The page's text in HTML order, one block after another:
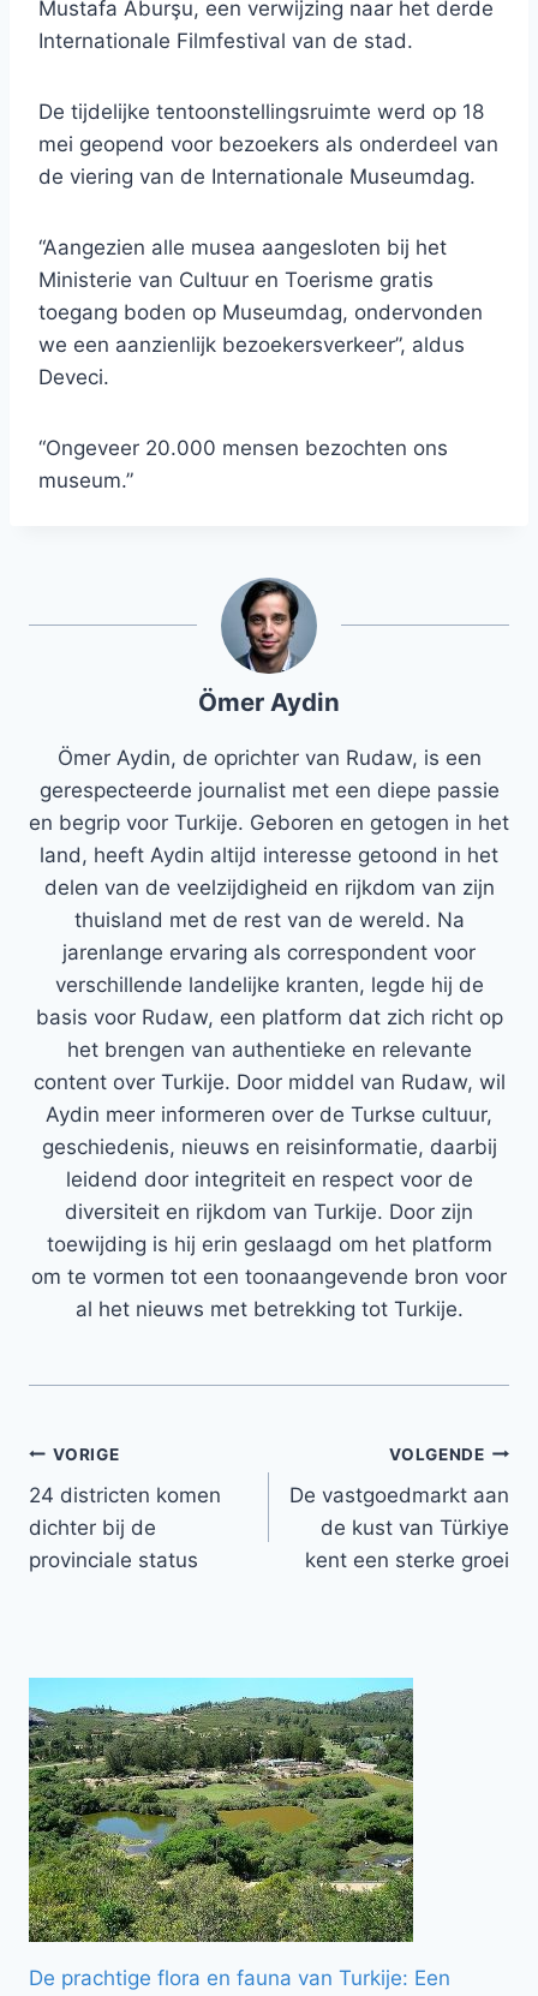
Mustafa Aburşu, een verwijzing naar het derde
Internationale Filmfestival van de stad.
De tijdelijke tentoonstellingsruimte werd op 18
mei geopend voor bezoekers als onderdeel van
de viering van de Internationale Museumdag.
“Aangezien alle musea aangesloten bij het
Ministerie van Cultuur en Toerisme gratis
toegang boden op Museumdag, ondervonden
we een aanzienlijk bezoekersverkeer”, aldus
Deveci.
“Ongeveer 20.000 mensen bezochten ons
museum.”
Ömer Aydin
Ömer Aydin, de oprichter van Rudaw, is een
gerespecteerde journalist met een diepe passie
en begrip voor Turkije. Geboren en getogen in het
land, heeft Aydin altijd interesse getoond in het
delen van de veelzijdigheid en rijkdom van zijn
thuisland met de rest van de wereld. Na
jarenlange ervaring als correspondent voor
verschillende landelijke kranten, legde hij de
basis voor Rudaw, een platform dat zich richt op
het brengen van authentieke en relevante
content over Turkije. Door middel van Rudaw, wil
Aydin meer informeren over de Turkse cultuur,
geschiedenis, nieuws en reisinformatie, daarbij
leidend door integriteit en respect voor de
diversiteit en rijkdom van Turkije. Door zijn
toewijding is hij erin geslaagd om het platform
om te vormen tot een toonaangevende bron voor
al het nieuws met betrekking tot Turkije.
Bericht
navigatie
VORIGE
24 districten komen
dichter bij de
provinciale status
VOLGENDE
De vastgoedmarkt aan
de kust van Türkiye
kent een sterke groei
De prachtige flora en fauna van Turkije: Een